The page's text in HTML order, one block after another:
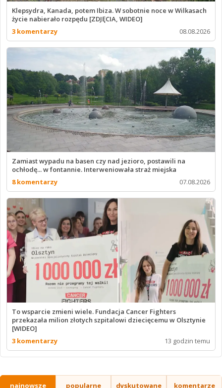
Klepsydra, Kanada, potem Ibiza. W sobotnie noce w Wilkasach
życie nabierało rozpędu [ZDJĘCIA, WIDEO]
3 komentarzy
08.08.2026
Zamiast wypadu na basen czy nad jezioro, postawili na
ochłodę... w fontannie. Interweniowała straż miejska
8 komentarzy
07.08.2026
To wsparcie zmieni wiele. Fundacja Cancer Fighters
przekazała milion złotych szpitalowi dziecięcemu w Olsztynie
[WIDEO]
3 komentarzy
13 godzin temu
najnowsze popularne dyskutowane komentarze